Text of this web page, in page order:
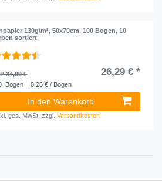
130g/m², 50x70cm, 100 Bogen, 10
sortiert
34,99 € 26,29 € *
Bogen | 0,26 € / Bogen
In den Warenkorb
ges. MwSt. zzgl.Versandkosten